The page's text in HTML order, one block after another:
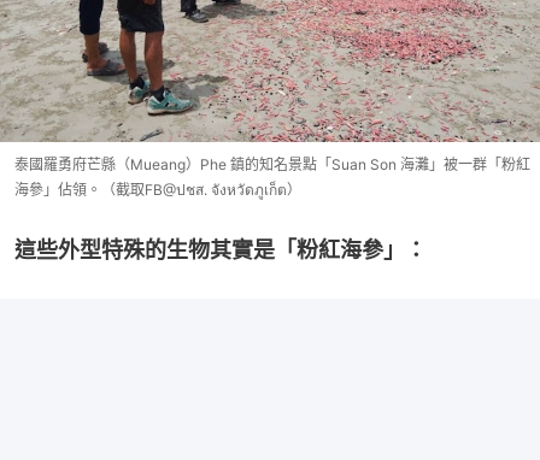
泰國羅勇府芒縣（Mueang）Phe 鎮的知名景點「Suan Son 海灘」被一群「粉紅
海參」佔領。（截取FB@ปชส. จังหวัดภูเก็ต）
這些外型特殊的生物其實是「粉紅海參」：